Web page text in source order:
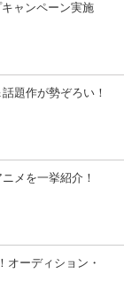
キャンペーン実施
題作が勢ぞろい！
メを一挙紹介！
オーディション・